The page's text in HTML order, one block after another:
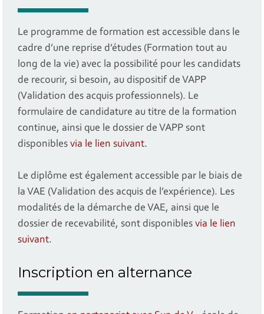
Le programme de formation est accessible dans le
cadre d’une reprise d’études (Formation tout au
long de la vie) avec la possibilité pour les candidats
de recourir, si besoin, au dispositif de VAPP
(Validation des acquis professionnels). Le
formulaire de candidature au titre de la formation
continue, ainsi que le dossier de VAPP sont
disponibles via le lien suivant.
Le diplôme est également accessible par le biais de
la VAE (Validation des acquis de l’expérience). Les
modalités de la démarche de VAE, ainsi que le
dossier de recevabilité, sont disponibles via le lien
suivant.
Inscription en alternance